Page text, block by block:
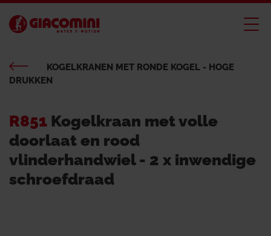
KOGELKRANEN MET RONDE KOGEL - HOGE
DRUKKEN
R851 Kogelkraan met volle
doorlaat en rood
vlinderhandwiel - 2 x inwendige
schroefdraad